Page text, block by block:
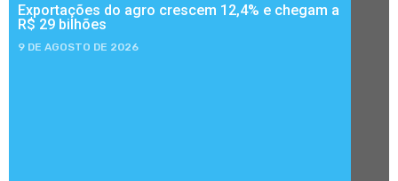
Exportações do agro crescem 12,4% e chegam a
R$ 29 bilhões
9 DE AGOSTO DE 2026